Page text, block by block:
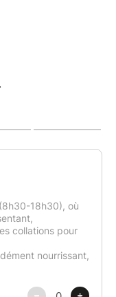
avec
et dans la
nous